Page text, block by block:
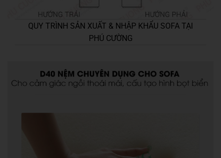
QUY TRÌNH SẢN XUẤT & NHẬP KHẨU SOFA TẠI
PHÚ CƯỜNG